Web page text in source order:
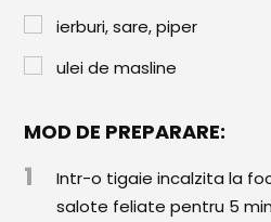
Aluaturi Dulci
Aluaturi Sărate
Rețete Vegetariene
ierburi, sare, piper
ulei de masline
MOD DE PREPARARE:
1
Intr-o tigaie incalzita la
salote feliate pentru 5